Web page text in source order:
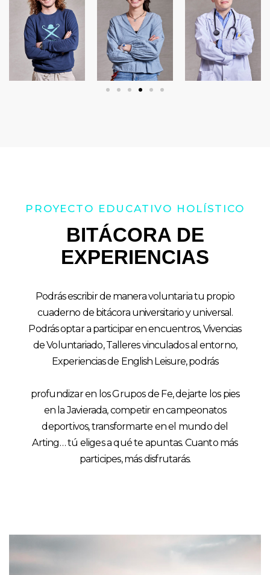
PROYECTO EDUCATIVO HOLÍSTICO
BITÁCORA DE
EXPERIENCIAS
Podrás escribir de manera voluntaria tu propio
cuaderno de bitácora universitario y universal.
Podrás optar a participar en encuentros, Vivencias
de Voluntariado, Talleres vinculados al entorno,
Experiencias de English Leisure, podrás
profundizar en los Grupos de Fe, dejarte los pies
en la Javierada, competir en campeonatos
deportivos, transformarte en el mundo del
Arting… tú eliges a qué te apuntas. Cuanto más
participes, más disfrutarás.